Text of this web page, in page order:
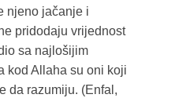
njeno jačanje i
pridodaju vrijednost
sa najlošijim
kod Allaha su oni koji
da razumiju. (Enfal,